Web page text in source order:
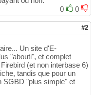
0
0
#2
Un site d'E-
"abouti", et complet
(et non interbase 6)
tandis que pour un
SGBD "plus simple" et